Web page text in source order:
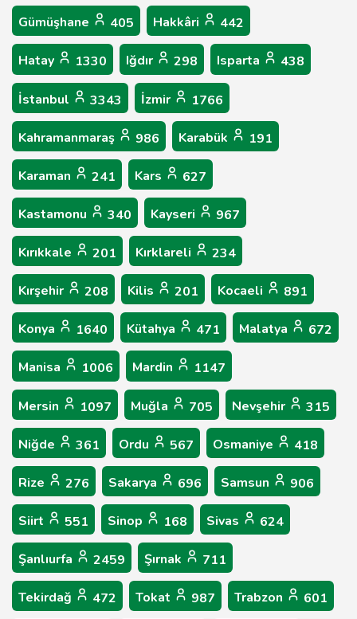
Gümüşhane 405 Hakkâri 442
Hatay 1330 Iğdır 298 Isparta 438
İstanbul 3343 İzmir 1766
Kahramanmaraş 986 Karabük 191
Karaman 241 Kars 627
Kastamonu 340 Kayseri 967
Kırıkkale 201 Kırklareli 234
Kırşehir 208 Kilis 201 Kocaeli 891
Konya 1640 Kütahya 471 Malatya 672
Manisa 1006 Mardin 1147
Mersin 1097 Muğla 705 Nevşehir 315
Niğde 361 Ordu 567 Osmaniye 418
Rize 276 Sakarya 696 Samsun 906
Siirt 551 Sinop 168 Sivas 624
Şanlıurfa 2459 Şırnak 711
Tekirdağ 472 Tokat 987 Trabzon 601